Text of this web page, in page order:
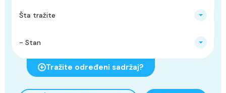
Šta tražite
- Stan
Tražite određeni sadržaj?